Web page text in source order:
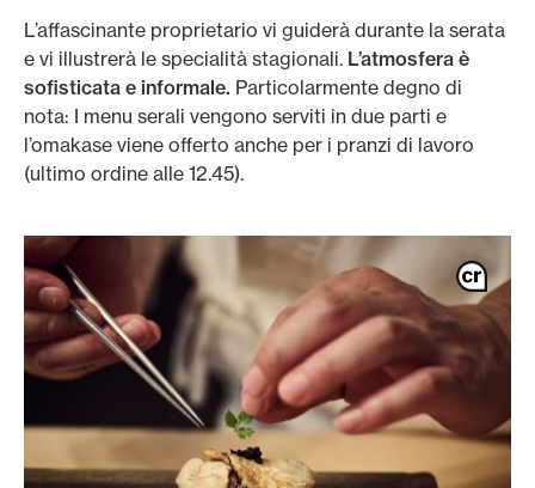
L’affascinante proprietario vi guiderà durante la serata
e vi illustrerà le specialità stagionali. L’atmosfera è
sofisticata e informale. Particolarmente degno di
nota: I menu serali vengono serviti in due parti e
l’omakase viene offerto anche per i pranzi di lavoro
(ultimo ordine alle 12.45).